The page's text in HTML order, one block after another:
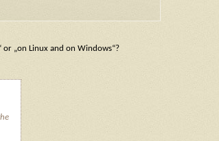
„on Linux and on Windows“?